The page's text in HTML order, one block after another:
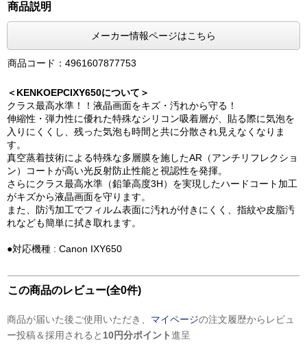
商品説明
メーカー情報ページはこちら
商品コード：4961607877753
＜KENKOEPCIXY650について＞
クラス最高水準！！液晶画面をキズ・汚れから守る！
伸縮性・弾力性に優れた特殊なシリコン吸着層が、貼る際に気泡を
入りにくくし、残った気泡も時間と共に分散され見えなくなりま
す。
真空蒸着技術による特殊な多層膜を施したAR（アンチリフレクショ
ン）コートが高い光反射防止性能と視認性を発揮。
さらにクラス最高水準（鉛筆高度3H）を実現したハードコート加工
がキズから液晶画面を守ります。
また、防汚加工でフィルム表面に汚れが付きにくく、指紋や皮脂汚
れなども簡単に拭き取れます。
●対応機種 : Canon IXY650
この商品のレビュー(全0件)
商品が届いた後ご使用いただき、 マイページの注文履歴からレビュ
ー投稿＆採用されると 10円分ポイント進呈